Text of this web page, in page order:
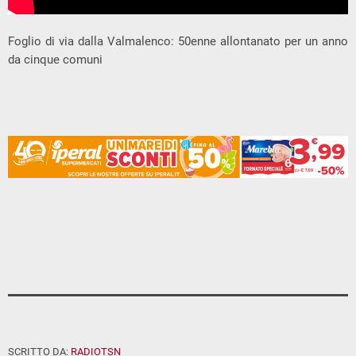
Foglio di via dalla Valmalenco: 50enne allontanato per un anno
da cinque comuni
SCRITTO DA: RADIOTSN